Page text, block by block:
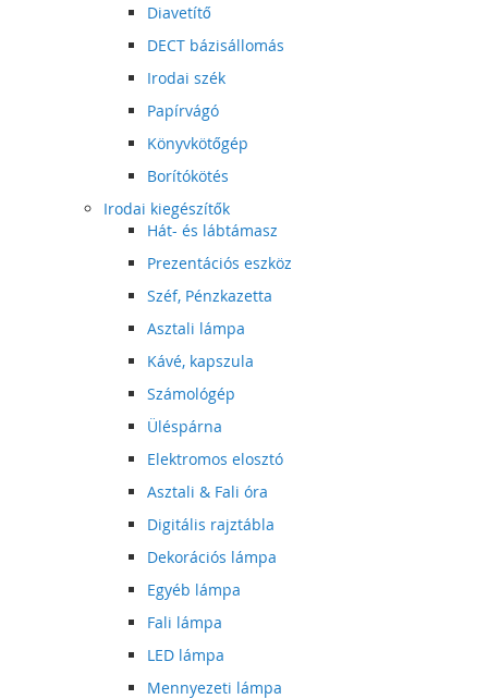
Diavetítő
DECT bázisállomás
Irodai szék
Papírvágó
Könyvkötőgép
Borítókötés
Irodai kiegészítők
Hát- és lábtámasz
Prezentációs eszköz
Széf, Pénzkazetta
Asztali lámpa
Kávé, kapszula
Számológép
Üléspárna
Elektromos elosztó
Asztali & Fali óra
Digitális rajztábla
Dekorációs lámpa
Egyéb lámpa
Fali lámpa
LED lámpa
Mennyezeti lámpa